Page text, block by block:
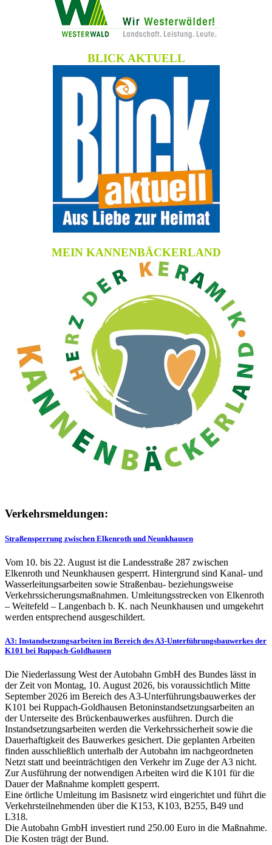
BLICK AKTUELL
MEIN KANNENBÄCKERLAND
Verkehrsmeldungen:
Straßensperrung zwischen Elkenroth und Neunkhausen
Vom 10. bis 22. August ist die Landesstraße 287 zwischen
Elkenroth und Neunkhausen gesperrt. Hintergrund sind Kanal- und
Wasserleitungsarbeiten sowie Straßenbau- beziehungsweise
Verkehrssicherungsmaßnahmen. Umleitungsstrecken von Elkenroth
– Weitefeld – Langenbach b. K. nach Neunkhausen und umgekehrt
werden entsprechend ausgeschildert.
A3: Instandsetzungsarbeiten im Bereich des A3-Unterführungsbauwerkes der
K101 bei Ruppach-Goldhausen
Die Niederlassung West der Autobahn GmbH des Bundes lässt in
der Zeit von Montag, 10. August 2026, bis voraussichtlich Mitte
September 2026 im Bereich des A3-Unterführungsbauwerkes der
K101 bei Ruppach-Goldhausen Betoninstandsetzungsarbeiten an
der Unterseite des Brückenbauwerkes ausführen. Durch die
Instandsetzungsarbeiten werden die Verkehrssicherheit sowie die
Dauerhaftigkeit des Bauwerkes gesichert. Die geplanten Arbeiten
finden ausschließlich unterhalb der Autobahn im nachgeordneten
Netzt statt und beeinträchtigen den Verkehr im Zuge der A3 nicht.
Zur Ausführung der notwendigen Arbeiten wird die K101 für die
Dauer der Maßnahme komplett gesperrt.
Eine örtliche Umleitung im Basisnetz wird eingerichtet und führt die
Verkehrsteilnehmenden über die K153, K103, B255, B49 und
L318.
Die Autobahn GmbH investiert rund 250.00 Euro in die Maßnahme.
Die Kosten trägt der Bund.